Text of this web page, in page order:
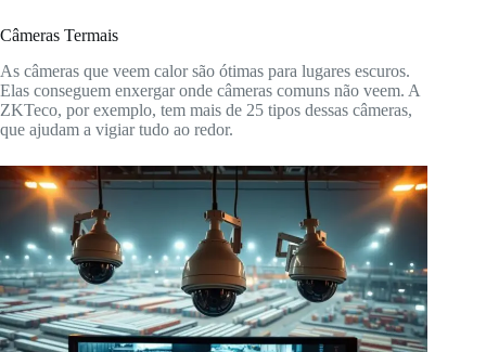
Câmeras Termais
As câmeras que veem calor são ótimas para lugares escuros.
Elas conseguem enxergar onde câmeras comuns não veem. A
ZKTeco, por exemplo, tem mais de 25 tipos dessas câmeras,
que ajudam a vigiar tudo ao redor.